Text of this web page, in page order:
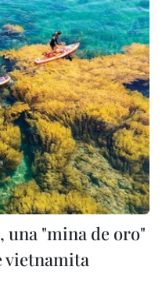
una "mina de oro"
vietnamita